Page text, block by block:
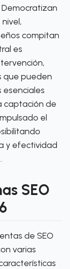
compitan
es
que pueden
esenciales
captación de
el
y efectividad
SEO
de SEO
varias